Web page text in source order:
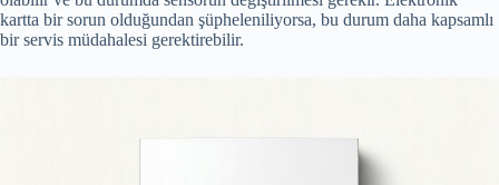
kartta bir sorun olduğundan şüpheleniliyorsa, bu durum daha kapsamlı
bir servis müdahalesi gerektirebilir.